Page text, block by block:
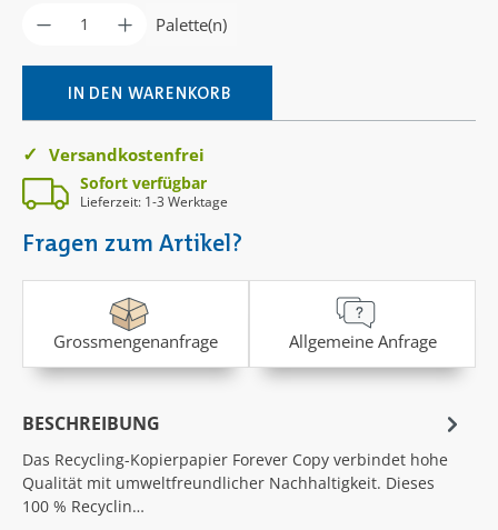
Produkt Anzahl: Gib den gewünschten
Palette(n)
IN DEN WARENKORB
Versandkostenfrei
Sofort verfügbar
Lieferzeit: 1-3 Werktage
Fragen zum Artikel?
Grossmengenanfrage Allgemeine Anfrage
BESCHREIBUNG
Das Recycling-Kopierpapier Forever Copy verbindet hohe
Qualität mit umweltfreundlicher Nachhaltigkeit. Dieses
100 % Recyclin…